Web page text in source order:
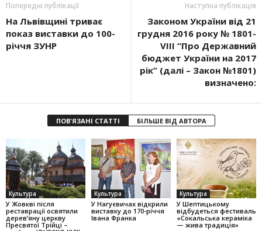
Попередні публікації
На Львівщині триває
показ виставки до 100-
річчя ЗУНР
Наступна публікація
Законом України від 21
грудня 2016 року № 1801-
VIII “Про Державний
бюджет України на 2017
рік” (далі – Закон №1801)
визначено:
ПОВ'ЯЗАНІ СТАТТІ БІЛЬШЕ ВІД АВТОРА
Культура
У Жовкві після
реставрації освятили
дерев’яну церкву
Пресвятої Трійці –
Культура
У Нагуєвичах відкрили
виставку до 170-річчя
Івана Франка
Культура
У Шептицькому
відбудеться фестиваль
«Сокальська кераміка
— жива традиція»